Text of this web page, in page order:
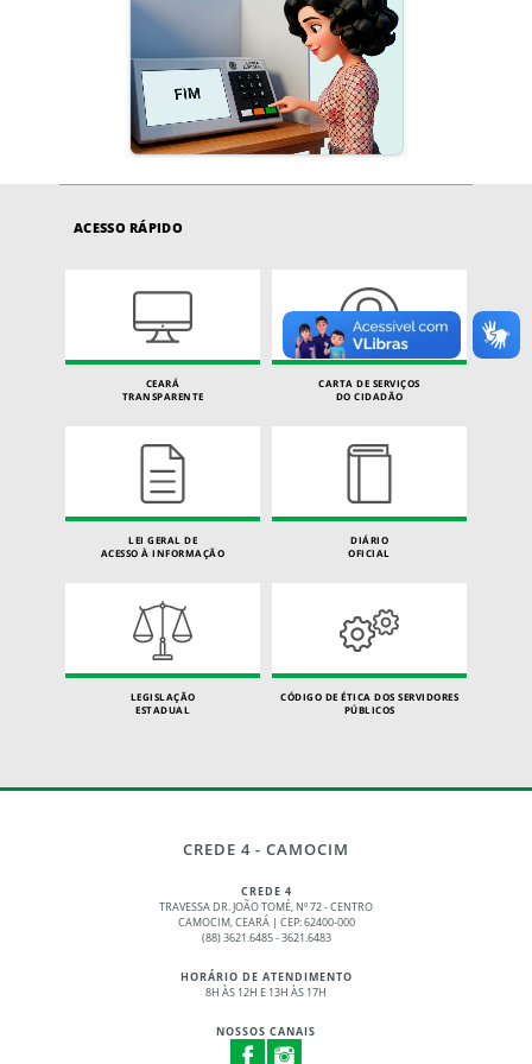
ACESSO RÁPIDO
CEARÁ
TRANSPARENTE
CARTA DE SERVIÇOS
DO CIDADÃO
LEI GERAL DE
ACESSO À INFORMAÇÃO
DIÁRIO
OFICIAL
LEGISLAÇÃO
ESTADUAL
CÓDIGO DE ÉTICA DOS SERVIDORES
PÚBLICOS
CREDE 4 - CAMOCIM
CREDE 4
TRAVESSA DR. JOÃO TOMÉ, Nº 72 - CENTRO
CAMOCIM, CEARÁ | CEP: 62400-000
(88) 3621.6485 - 3621.6483
HORÁRIO DE ATENDIMENTO
8H ÀS 12H E 13H ÀS 17H
NOSSOS CANAIS